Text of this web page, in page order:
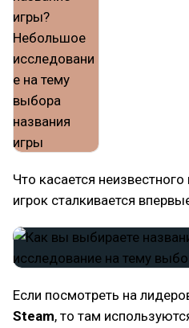
Что касается
игрок сталкивается
Если посмотреть на
Steam, то там